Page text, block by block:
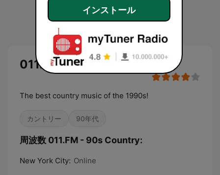
011.FM - 90s Country
The best country music of the 1990s!
カントリー 90年代
周波数 011.FM - 90s Country:
New York City: Online
インストール